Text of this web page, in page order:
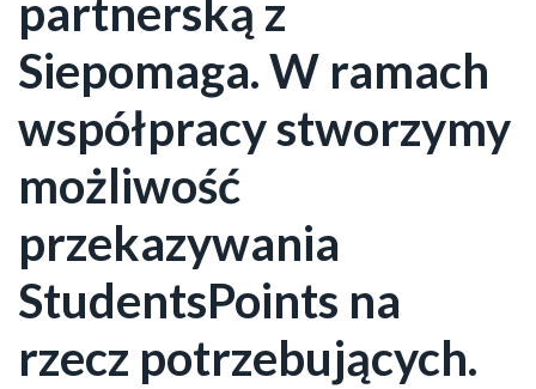
partnerską z
Siepomaga. W ramach
współpracy stworzymy
możliwość
przekazywania
StudentsPoints na
rzecz potrzebujących.